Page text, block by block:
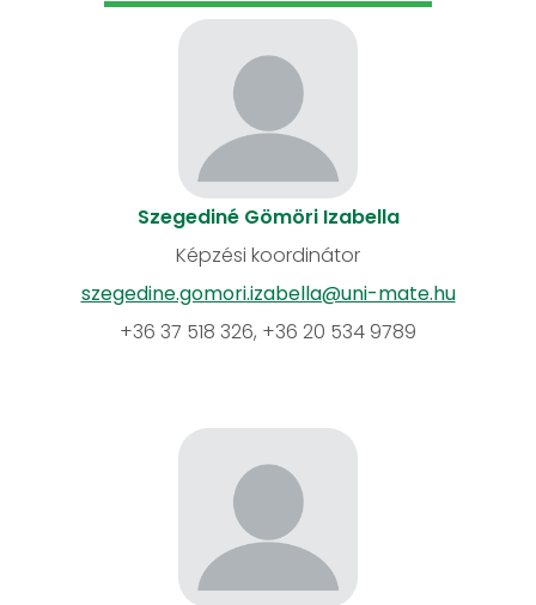
Szegediné Gömöri Izabella
Képzési koordinátor
szegedine.gomori.izabella@uni-mate.hu
+36 37 518 326, +36 20 534 9789